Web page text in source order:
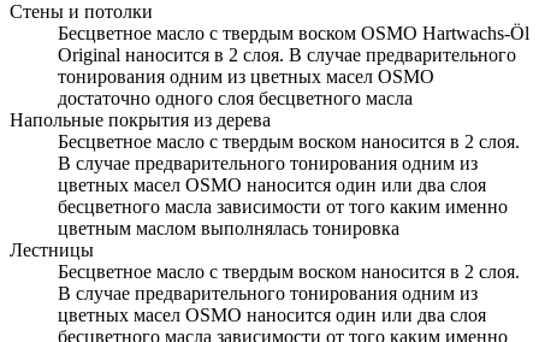
Стены и потолки
Бесцветное масло с твердым воском OSMO Hartwachs-Öl
Original наносится в 2 слоя. В случае предварительного
тонирования одним из цветных масел OSMO
достаточно одного слоя бесцветного масла
Напольные покрытия из дерева
Бесцветное масло с твердым воском наносится в 2 слоя.
В случае предварительного тонирования одним из
цветных масел OSMO наносится один или два слоя
бесцветного масла зависимости от того каким именно
цветным маслом выполнялась тонировка
Лестницы
Бесцветное масло с твердым воском наносится в 2 слоя.
В случае предварительного тонирования одним из
цветных масел OSMO наносится один или два слоя
бесцветного масла зависимости от того каким именно